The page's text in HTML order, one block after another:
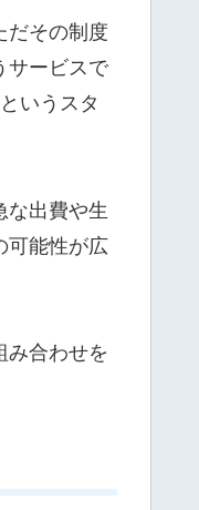
だその制度
サービスで
いうスタ
な出費や生
可能性が広
み合わせを